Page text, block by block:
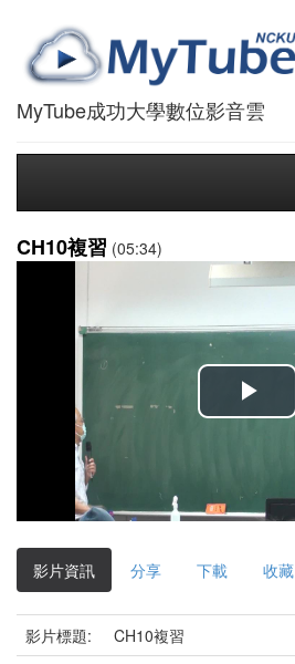
MyTube成功大學數位影音雲
CH10複習 (05:34)
播
影
片
影片資訊 分享 下載 收藏
影片標題:
CH10複習